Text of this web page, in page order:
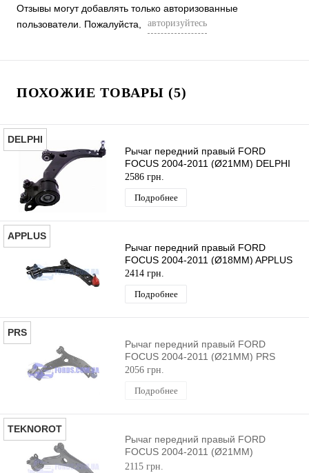
Отзывы могут добавлять только авторизованные
пользователи. Пожалуйста,
авторизуйтесь
ПОХОЖИЕ ТОВАРЫ (5)
DELPHI
Рычаг передний правый FORD
FOCUS 2004-2011 (Ø21MM) DELPHI
2586 грн.
Подробнее
APPLUS
Рычаг передний правый FORD
FOCUS 2004-2011 (Ø18MM) APPLUS
2414 грн.
Подробнее
PRS
Рычаг передний правый FORD
FOCUS 2004-2011 (Ø21MM) PRS
2056 грн.
Подробнее
TEKNOROT
Рычаг передний правый FORD
FOCUS 2004-2011 (Ø21MM)
TEKNOROT
2115 грн.